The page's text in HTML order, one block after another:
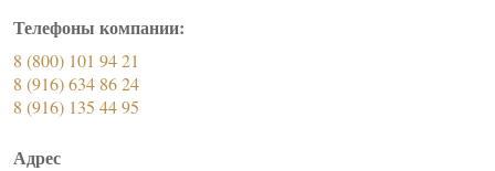
Телефоны компании:
8 (800) 101 94 21
8 (916) 634 86 24
8 (916) 135 44 95
Адрес